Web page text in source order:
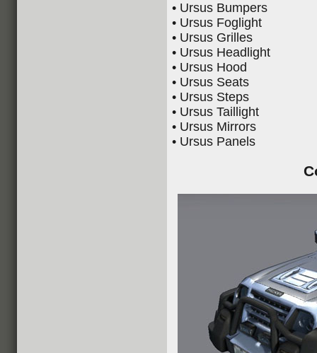
• Ursus Bumpers
• Ursus Foglight
• Ursus Grilles
• Ursus Headlight
• Ursus Hood
• Ursus Seats
• Ursus Steps
• Ursus Taillight
• Ursus Mirrors
• Ursus Panels